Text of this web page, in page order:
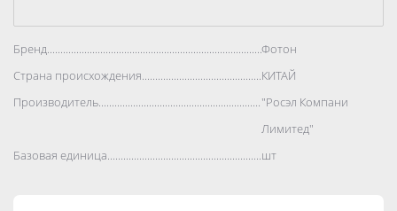
Бренд..................................................................................Фотон
Страна происхождения..................................................................................
КИТАЙ
Производитель..................................................................................
"Росэл Компани
Лимитед"
Базовая единица..................................................................................
шт